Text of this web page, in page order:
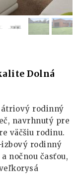
Dolná
átriový rodinný
navrhnutý pre
väčšiu rodinu.
rodinný
nočnou časťou,